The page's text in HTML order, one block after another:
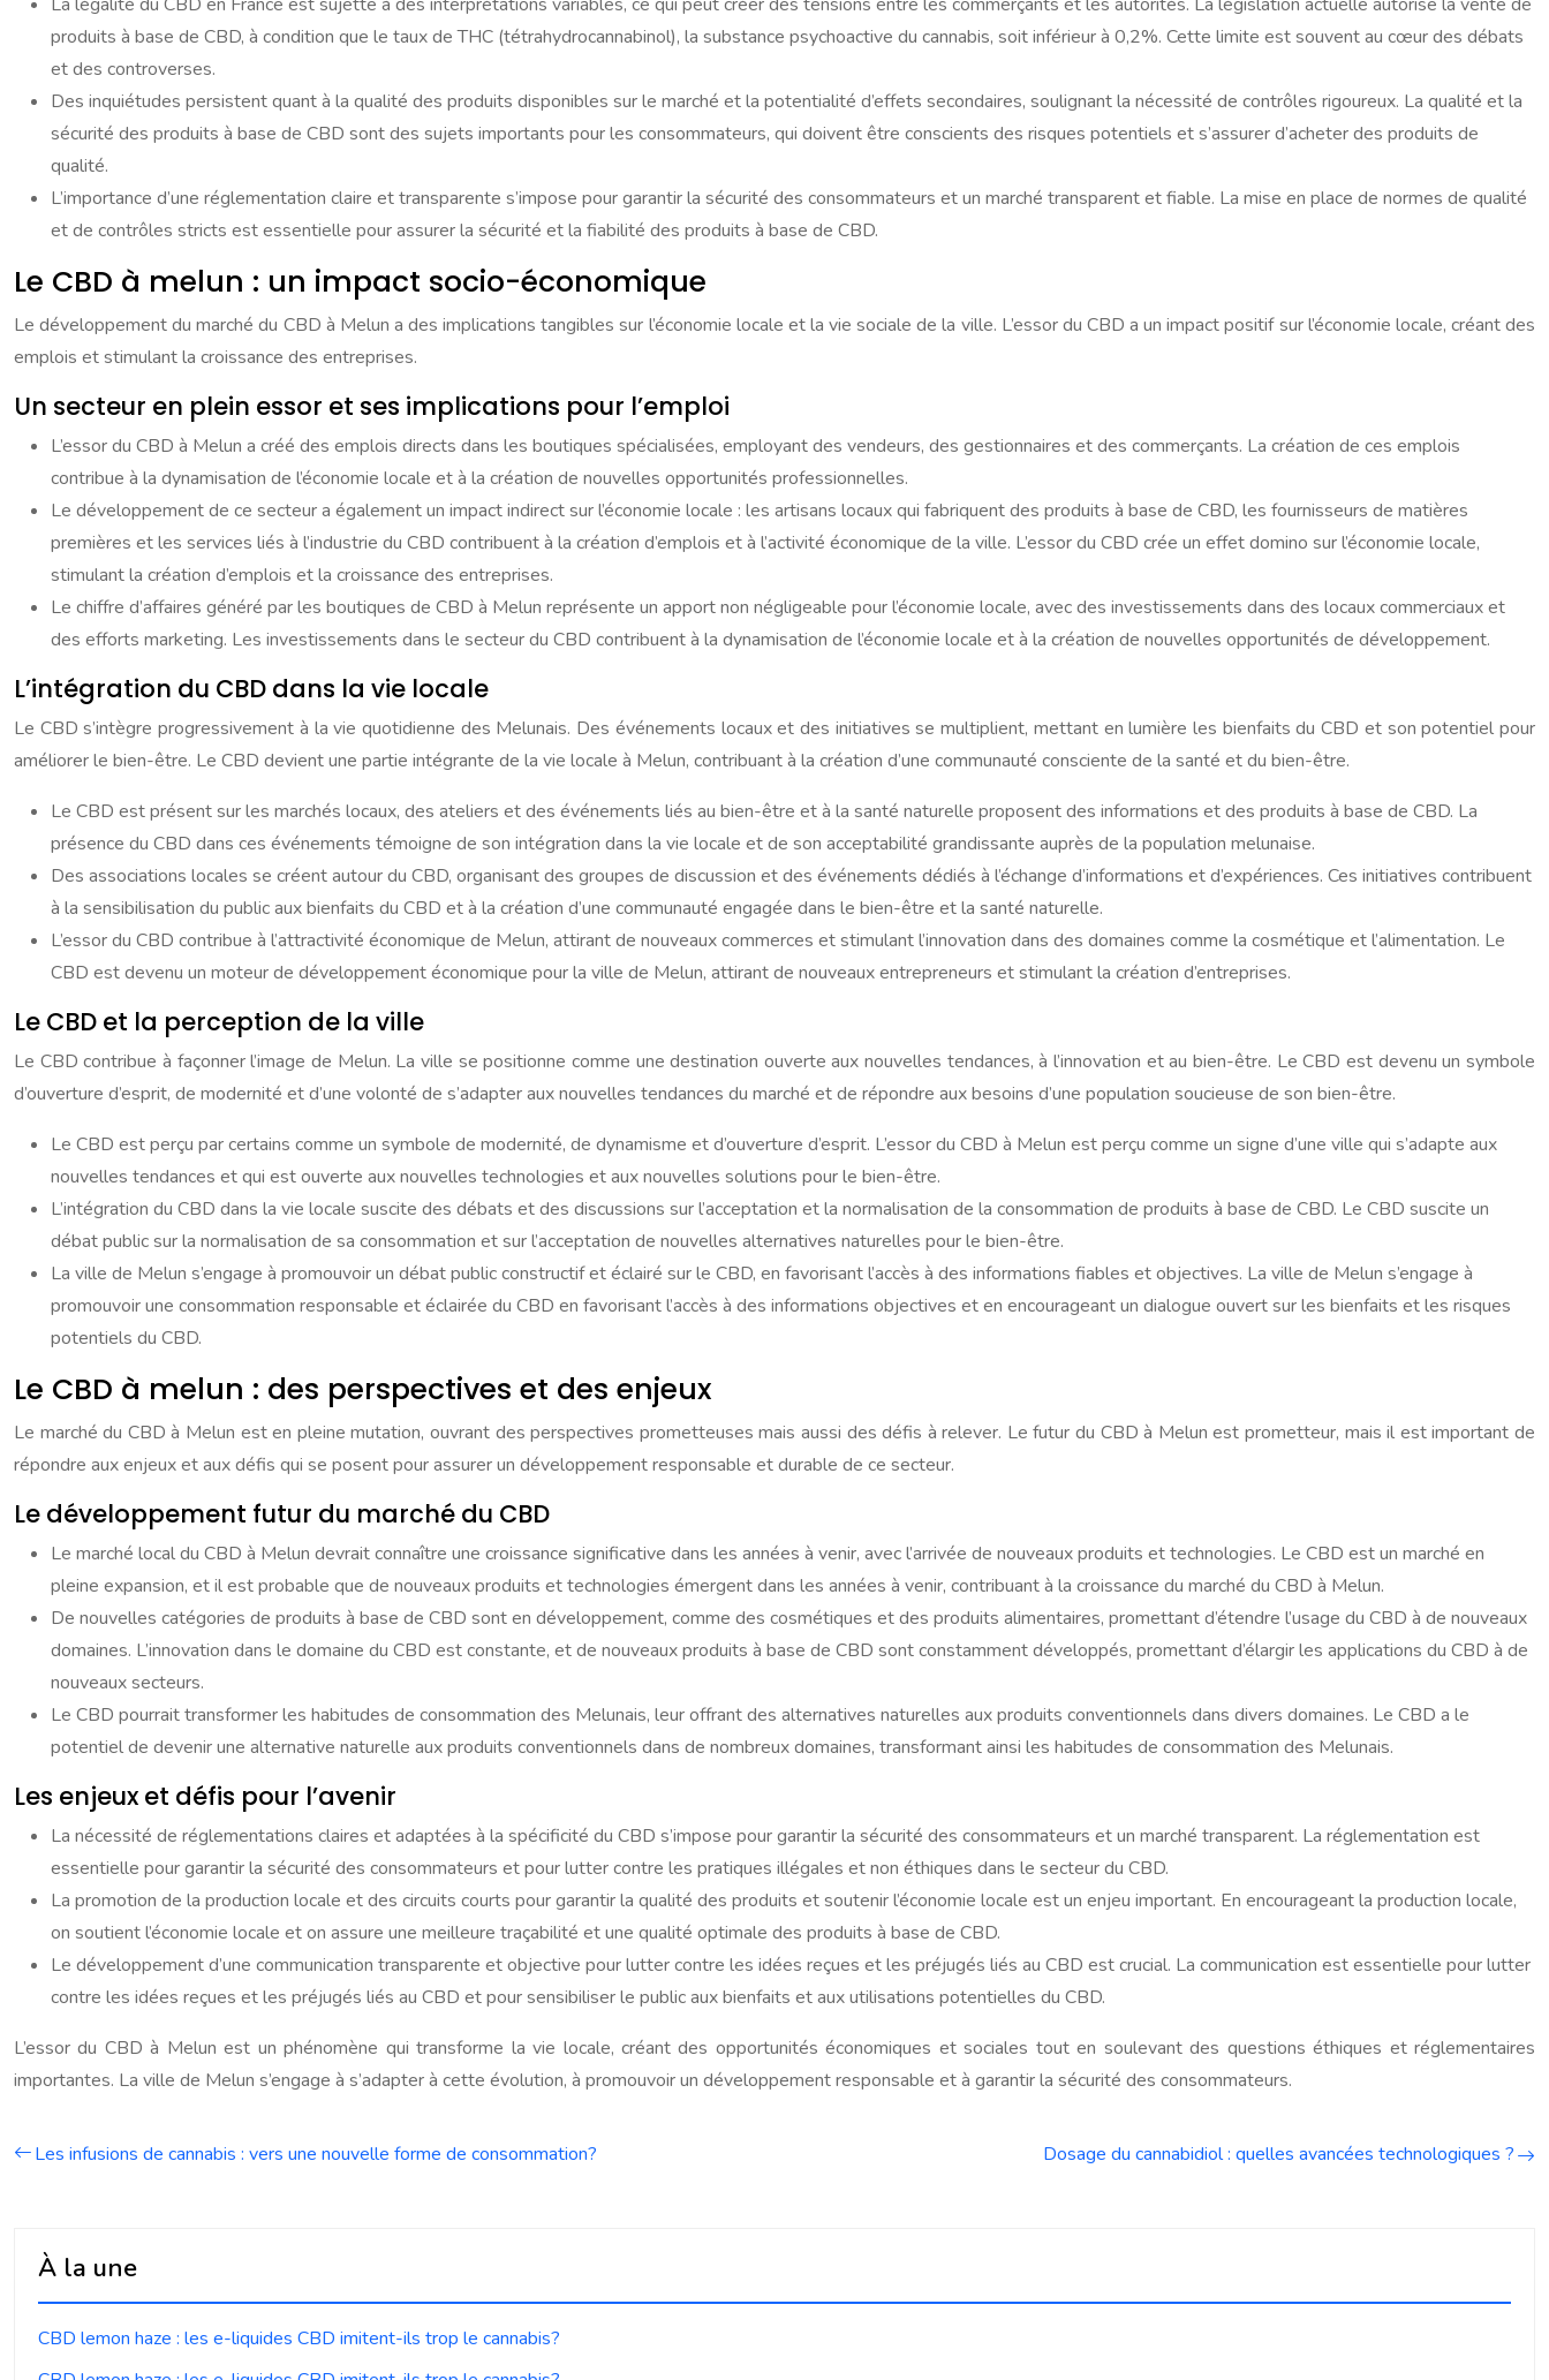
produits à base de CBD, à condition que le taux de THC (tétrahydrocannabinol), la substance psychoactive du cannabis, soit inférieur à 0,2%. Cette limite est souvent au cœur des débats
et des controverses.
Des inquiétudes persistent quant à la qualité des produits disponibles sur le marché et la potentialité d’effets secondaires, soulignant la nécessité de contrôles rigoureux. La qualité et la
sécurité des produits à base de CBD sont des sujets importants pour les consommateurs, qui doivent être conscients des risques potentiels et s’assurer d’acheter des produits de
qualité.
L’importance d’une réglementation claire et transparente s’impose pour garantir la sécurité des consommateurs et un marché transparent et fiable. La mise en place de normes de qualité
et de contrôles stricts est essentielle pour assurer la sécurité et la fiabilité des produits à base de CBD.
Le CBD à melun : un impact socio-économique
Le développement du marché du CBD à Melun a des implications tangibles sur l’économie locale et la vie sociale de la ville. L’essor du CBD a un impact positif sur l’économie locale, créant des
emplois et stimulant la croissance des entreprises.
Un secteur en plein essor et ses implications pour l’emploi
L’essor du CBD à Melun a créé des emplois directs dans les boutiques spécialisées, employant des vendeurs, des gestionnaires et des commerçants. La création de ces emplois
contribue à la dynamisation de l’économie locale et à la création de nouvelles opportunités professionnelles.
Le développement de ce secteur a également un impact indirect sur l’économie locale : les artisans locaux qui fabriquent des produits à base de CBD, les fournisseurs de matières
premières et les services liés à l’industrie du CBD contribuent à la création d’emplois et à l’activité économique de la ville. L’essor du CBD crée un effet domino sur l’économie locale,
stimulant la création d’emplois et la croissance des entreprises.
Le chiffre d’affaires généré par les boutiques de CBD à Melun représente un apport non négligeable pour l’économie locale, avec des investissements dans des locaux commerciaux et
des efforts marketing. Les investissements dans le secteur du CBD contribuent à la dynamisation de l’économie locale et à la création de nouvelles opportunités de développement.
L’intégration du CBD dans la vie locale
Le CBD s’intègre progressivement à la vie quotidienne des Melunais. Des événements locaux et des initiatives se multiplient, mettant en lumière les bienfaits du CBD et son potentiel pour
améliorer le bien-être. Le CBD devient une partie intégrante de la vie locale à Melun, contribuant à la création d’une communauté consciente de la santé et du bien-être.
Le CBD est présent sur les marchés locaux, des ateliers et des événements liés au bien-être et à la santé naturelle proposent des informations et des produits à base de CBD. La
présence du CBD dans ces événements témoigne de son intégration dans la vie locale et de son acceptabilité grandissante auprès de la population melunaise.
Des associations locales se créent autour du CBD, organisant des groupes de discussion et des événements dédiés à l’échange d’informations et d’expériences. Ces initiatives contribuent
à la sensibilisation du public aux bienfaits du CBD et à la création d’une communauté engagée dans le bien-être et la santé naturelle.
L’essor du CBD contribue à l’attractivité économique de Melun, attirant de nouveaux commerces et stimulant l’innovation dans des domaines comme la cosmétique et l’alimentation. Le
CBD est devenu un moteur de développement économique pour la ville de Melun, attirant de nouveaux entrepreneurs et stimulant la création d’entreprises.
Le CBD et la perception de la ville
Le CBD contribue à façonner l’image de Melun. La ville se positionne comme une destination ouverte aux nouvelles tendances, à l’innovation et au bien-être. Le CBD est devenu un symbole
d’ouverture d’esprit, de modernité et d’une volonté de s’adapter aux nouvelles tendances du marché et de répondre aux besoins d’une population soucieuse de son bien-être.
Le CBD est perçu par certains comme un symbole de modernité, de dynamisme et d’ouverture d’esprit. L’essor du CBD à Melun est perçu comme un signe d’une ville qui s’adapte aux
nouvelles tendances et qui est ouverte aux nouvelles technologies et aux nouvelles solutions pour le bien-être.
L’intégration du CBD dans la vie locale suscite des débats et des discussions sur l’acceptation et la normalisation de la consommation de produits à base de CBD. Le CBD suscite un
débat public sur la normalisation de sa consommation et sur l’acceptation de nouvelles alternatives naturelles pour le bien-être.
La ville de Melun s’engage à promouvoir un débat public constructif et éclairé sur le CBD, en favorisant l’accès à des informations fiables et objectives. La ville de Melun s’engage à
promouvoir une consommation responsable et éclairée du CBD en favorisant l’accès à des informations objectives et en encourageant un dialogue ouvert sur les bienfaits et les risques
potentiels du CBD.
Le CBD à melun : des perspectives et des enjeux
Le marché du CBD à Melun est en pleine mutation, ouvrant des perspectives prometteuses mais aussi des défis à relever. Le futur du CBD à Melun est prometteur, mais il est important de
répondre aux enjeux et aux défis qui se posent pour assurer un développement responsable et durable de ce secteur.
Le développement futur du marché du CBD
Le marché local du CBD à Melun devrait connaître une croissance significative dans les années à venir, avec l’arrivée de nouveaux produits et technologies. Le CBD est un marché en
pleine expansion, et il est probable que de nouveaux produits et technologies émergent dans les années à venir, contribuant à la croissance du marché du CBD à Melun.
De nouvelles catégories de produits à base de CBD sont en développement, comme des cosmétiques et des produits alimentaires, promettant d’étendre l’usage du CBD à de nouveaux
domaines. L’innovation dans le domaine du CBD est constante, et de nouveaux produits à base de CBD sont constamment développés, promettant d’élargir les applications du CBD à de
nouveaux secteurs.
Le CBD pourrait transformer les habitudes de consommation des Melunais, leur offrant des alternatives naturelles aux produits conventionnels dans divers domaines. Le CBD a le
potentiel de devenir une alternative naturelle aux produits conventionnels dans de nombreux domaines, transformant ainsi les habitudes de consommation des Melunais.
Les enjeux et défis pour l’avenir
La nécessité de réglementations claires et adaptées à la spécificité du CBD s’impose pour garantir la sécurité des consommateurs et un marché transparent. La réglementation est
essentielle pour garantir la sécurité des consommateurs et pour lutter contre les pratiques illégales et non éthiques dans le secteur du CBD.
La promotion de la production locale et des circuits courts pour garantir la qualité des produits et soutenir l’économie locale est un enjeu important. En encourageant la production locale,
on soutient l’économie locale et on assure une meilleure traçabilité et une qualité optimale des produits à base de CBD.
Le développement d’une communication transparente et objective pour lutter contre les idées reçues et les préjugés liés au CBD est crucial. La communication est essentielle pour lutter
contre les idées reçues et les préjugés liés au CBD et pour sensibiliser le public aux bienfaits et aux utilisations potentielles du CBD.
L’essor du CBD à Melun est un phénomène qui transforme la vie locale, créant des opportunités économiques et sociales tout en soulevant des questions éthiques et réglementaires
importantes. La ville de Melun s’engage à s’adapter à cette évolution, à promouvoir un développement responsable et à garantir la sécurité des consommateurs.
Les infusions de cannabis : vers une nouvelle forme de consommation? Dosage du cannabidiol : quelles avancées technologiques ?
À la une
CBD lemon haze : les e-liquides CBD imitent-ils trop le cannabis?